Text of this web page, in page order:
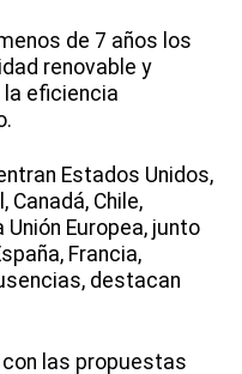
de 7 años los
renovable y
eficiencia
Estados Unidos,
Canadá, Chile,
Europea, junto
Francia,
destacan
las propuestas